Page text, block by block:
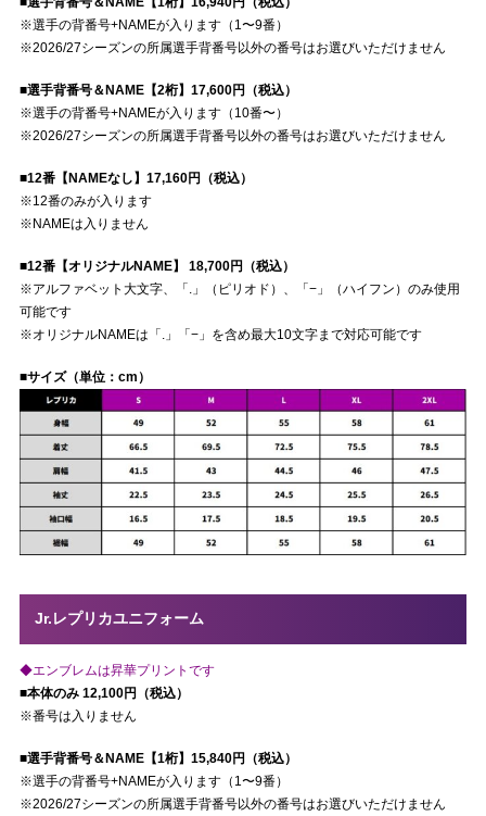
※選手の背番号+NAMEが入ります（1〜9番）
※2026/27シーズンの所属選手背番号以外の番号はお選びいただけません
■選手背番号＆NAME【2桁】17,600円（税込）
※選手の背番号+NAMEが入ります（10番〜）
※2026/27シーズンの所属選手背番号以外の番号はお選びいただけません
■12番【NAMEなし】17,160円（税込）
※12番のみが入ります
※NAMEは入りません
■12番【オリジナルNAME】 18,700円（税込）
※アルファベット大文字、「.」（ピリオド）、「−」（ハイフン）のみ使用
可能です
※オリジナルNAMEは「.」「−」を含め最大10文字まで対応可能です
■サイズ（単位：cm）
Jr.レプリカユニフォーム
◆エンブレムは昇華プリントです
■本体のみ 12,100円（税込）
※番号は入りません
■選手背番号＆NAME【1桁】15,840円（税込）
※選手の背番号+NAMEが入ります（1〜9番）
※2026/27シーズンの所属選手背番号以外の番号はお選びいただけません